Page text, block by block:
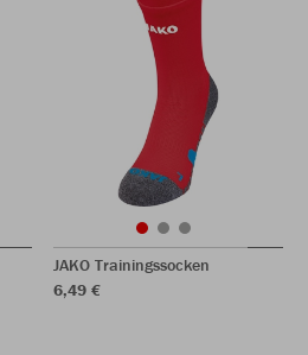
JAKO Trainingssocken
6,49 €